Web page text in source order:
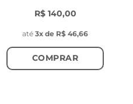
R$ 140,00
até 3x de R$ 46,66
COMPRAR